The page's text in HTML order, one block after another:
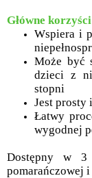
Główne korzyści
Wspiera i
Może być
dzieci z
stopni
Jest prosty
Łatwy
wygodnej
Dostępny w 3
pomarańczowej